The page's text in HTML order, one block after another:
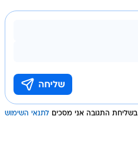
בשליחת התגובה אני מסכים לתנאי השימוש